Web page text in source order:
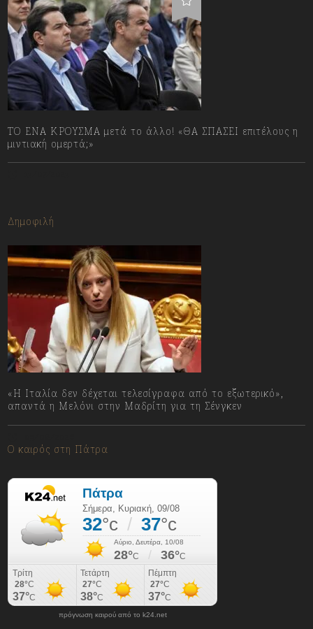
ΤΟ ΕΝΑ ΚΡΟΥΣΜΑ μετά το άλλο! «ΘΑ ΣΠΑΣΕΙ επιτέλους η
μιντιακή ομερτά;»
Δημοφιλή
«Η Ιταλία δεν δέχεται τελεσίγραφα από το εξωτερικό»,
απαντά η Μελόνι στην Μαδρίτη για τη Σένγκεν
Ο καιρός στη Πάτρα
πρόγνωση καιρού από το k24.net